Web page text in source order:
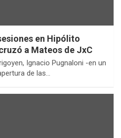
en Hipólito
a Mateos de JxC
Ignacio Pugnaloni -en un
de las…